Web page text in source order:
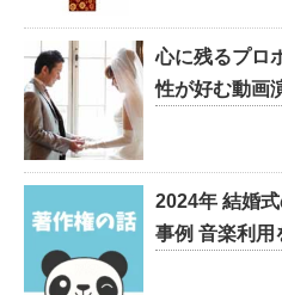
心に残るプロ
性が好む動画
2024年 結婚
事例 音楽利用